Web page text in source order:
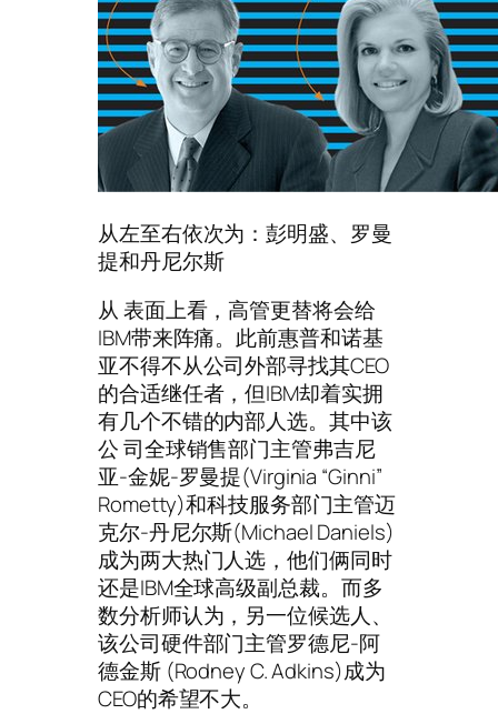
从左至右依次为：彭明盛、罗曼
提和丹尼尔斯
从 表面上看，高管更替将会给
IBM带来阵痛。此前惠普和诺基
亚不得不从公司外部寻找其CEO
的合适继任者，但IBM却着实拥
有几个不错的内部人选。其中该
公 司全球销售部门主管弗吉尼
亚-金妮-罗曼提(Virginia “Ginni”
Rometty)和科技服务部门主管迈
克尔-丹尼尔斯(Michael Daniels)
成为两大热门人选，他们俩同时
还是IBM全球高级副总裁。而多
数分析师认为，另一位候选人、
该公司硬件部门主管罗德尼-阿
德金斯 (Rodney C. Adkins)成为
CEO的希望不大。